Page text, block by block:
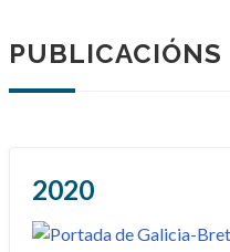
PUBLICACIÓNS
2020